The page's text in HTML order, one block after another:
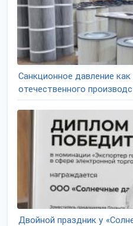
Санкционное давление
отечественного
Двойной праздник у